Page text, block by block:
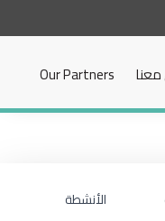
Our Partners
الأنشطة